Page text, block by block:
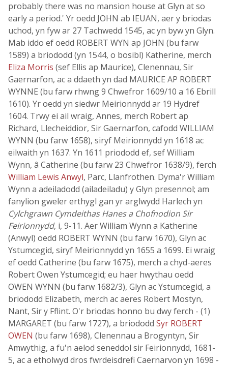
probably there was no mansion house at Glyn at so
early a period.' Yr oedd JOHN ab IEUAN, aer y briodas
uchod, yn fyw ar 27 Tachwedd 1545, ac yn byw yn Glyn.
Mab iddo ef oedd ROBERT WYN ap JOHN (bu farw
1589) a briododd (yn 1544, o bosibl) Katherine, merch
Eliza Morris (sef Ellis ap Maurice), Clenennau, Sir
Gaernarfon, ac a ddaeth yn dad MAURICE AP ROBERT
WYNNE (bu farw rhwng 9 Chwefror 1609/10 a 16 Ebrill
1610). Yr oedd yn siedwr Meirionnydd ar 19 Hydref
1604. Trwy ei ail wraig, Annes, merch Robert ap
Richard, Llecheiddior, Sir Gaernarfon, cafodd WILLIAM
WYNN (bu farw 1658), siryf Meirionnydd yn 1618 ac
eilwaith yn 1637. Yn 1611 priododd ef, sef William
Wynn, â Catherine (bu farw 23 Chwefror 1638/9), ferch
William Lewis Anwyl, Parc, Llanfrothen. Dyma'r William
Wynn a adeiladodd (ailadeiladu) y Glyn presennol; am
fanylion gweler erthygl gan yr arglwydd Harlech yn
Cylchgrawn Cymdeithas Hanes a Chofnodion Sir
Feirionnydd, i, 9-11. Aer William Wynn a Katherine
(Anwyl) oedd ROBERT WYNN (bu farw 1670), Glyn ac
Ystumcegid, siryf Meirionnydd yn 1655 a 1699. Ei wraig
ef oedd Catherine (bu farw 1675), merch a chyd-aeres
Robert Owen Ystumcegid; eu haer hwythau oedd
OWEN WYNN (bu farw 1682/3), Glyn ac Ystumcegid, a
briododd Elizabeth, merch ac aeres Robert Mostyn,
Nant, Sir y Fflint. O'r briodas honno bu dwy ferch - (1)
MARGARET (bu farw 1727), a briododd Syr ROBERT
OWEN (bu farw 1698), Clenennau a Brogyntyn, Sir
Amwythig, a fu'n aelod seneddol sir Feirionnydd, 1681-
5, ac a etholwyd dros fwrdeisdrefi Caernarvon yn 1698 -